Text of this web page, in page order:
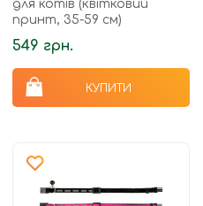
для котів (квітковий
принт, 35-59 см)
549 грн.
КУПИТИ